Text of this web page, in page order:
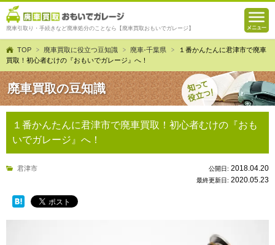
廃車引取り・手続きなど廃車処分のことなら【廃車買取おもいでガレージ】
TOP 廃車買取に役立つ豆知識 廃車-千葉県
１番かんたんに君津市で廃車
買取！初心者むけの『おもいでガレージ』へ！
廃車買取の豆知識
１番かんたんに君津市で廃車買取！初心者むけの『おも
いでガレージ』へ！
君津市 公開日: 2018.04.20
最終更新日: 2020.05.23